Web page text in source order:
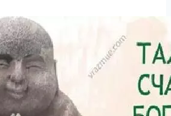
смогут
обеспечить
ребёнку
хорошее
будущее…